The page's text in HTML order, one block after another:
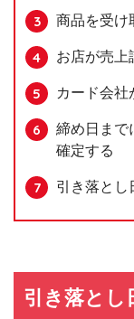
商品を受け
お店が売上
カード会社
締め日まで
確定する
引き落とし
引き落とし